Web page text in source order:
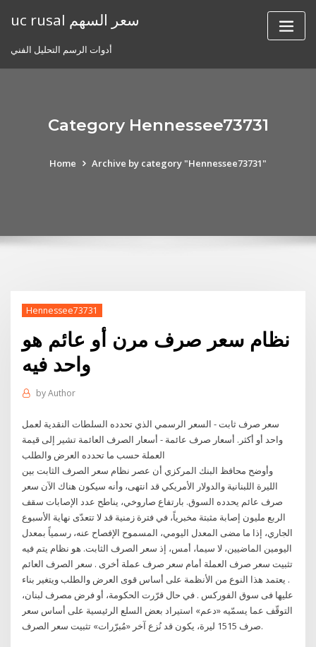
uc rusal سعر السهم
أدوات الرسم التحليل الفني
Category Hennessee73731
Home Archive by category "Hennessee73731"
Hennessee73731
نظام سعر صرف مرن أو عائم هو
واحد فيه
byAuthor
سعر صرف ثابت - السعر الرسمي الذي تحدده السلطات النقدية لعمل
واحد أو أكثر. أسعار صرف عائمة - أسعار الصرف العائمة تشير إلى قيمة
العملة حسب ما تحدده العرض والطلب
وأوضح محافظ البنك المركزي أن عصر نظام سعر الصرف الثابت بين
الليرة اللبنانية والدولار الأمريكي قد انتهى، وأنه سيكون هناك الآن سعر
صرف عائم يحدده السوق. بارتفاع صاروخي، يناطح عدد الإصابات سقف
الربع مليون إصابة مثبتة مخبرياً، في فترة زمنية قد لا تتعدّى نهاية الأسبوع
الجاري، إذا ما مضى المعدل اليومي، المسموح الإفصاح عنه، رسمياً بمعدل
اليومين الماضيين، لا سيما، أمس، إذ سعر الصرف الثابت. هو نظام يتم فيه
تثبيت سعر صرف العملة أمام سعر صرف عملة أخرى . سعر الصرف العائم
. يعتمد هذا النوع من الأنظمة على أساس قوى العرض والطلب ويتغير بناء
عليها فى سوق الفوركس . في حال قرّرت الحكومة، أو فرض مصرف لبنان،
التوقّف عما يسمّيه «دعم» استيراد بعض السلع الرئيسية على أساس سعر
صرف 1515 ليرة، يكون قد نُزع آخر «مُبرّرات» تثبيت سعر الصرف.